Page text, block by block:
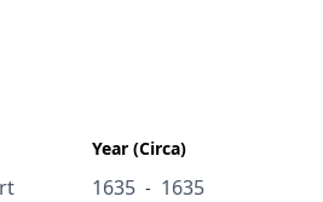
Year (Circa)
1635 - 1635